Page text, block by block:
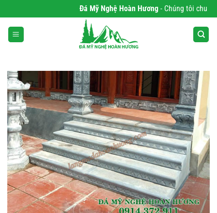
qua
nội
dung
Đá Mỹ Nghệ Hoàn Hương- Chúng tôi chuyên